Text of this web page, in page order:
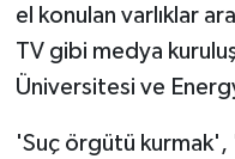
el konulan varlıklar
TV gibi medya
Üniversitesi ve
'Suç örgütü kurmak',